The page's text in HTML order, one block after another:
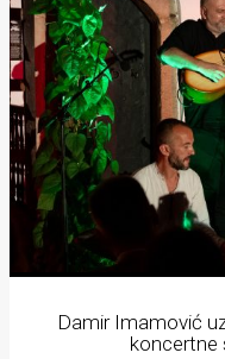
Damir Imamović
koncertne